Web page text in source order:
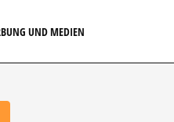
UND MEDIEN